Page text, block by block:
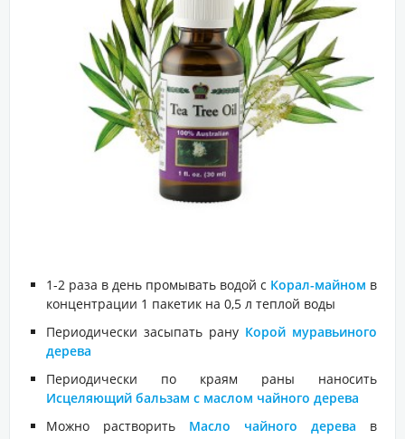
1-2 раза в день промывать водой с Корал-майном в
концентрации 1 пакетик на 0,5 л теплой воды
Периодически засыпать рану Корой муравьиного
дерева
Периодически по краям раны наносить
Исцеляющий бальзам с маслом чайного дерева
Можно растворить Масло чайного дерева в